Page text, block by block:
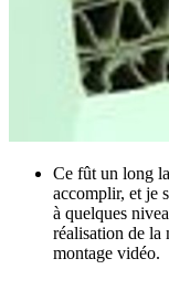
Ce fût un long
accomplir, et je
à quelques
réalisation de la
montage vidéo.